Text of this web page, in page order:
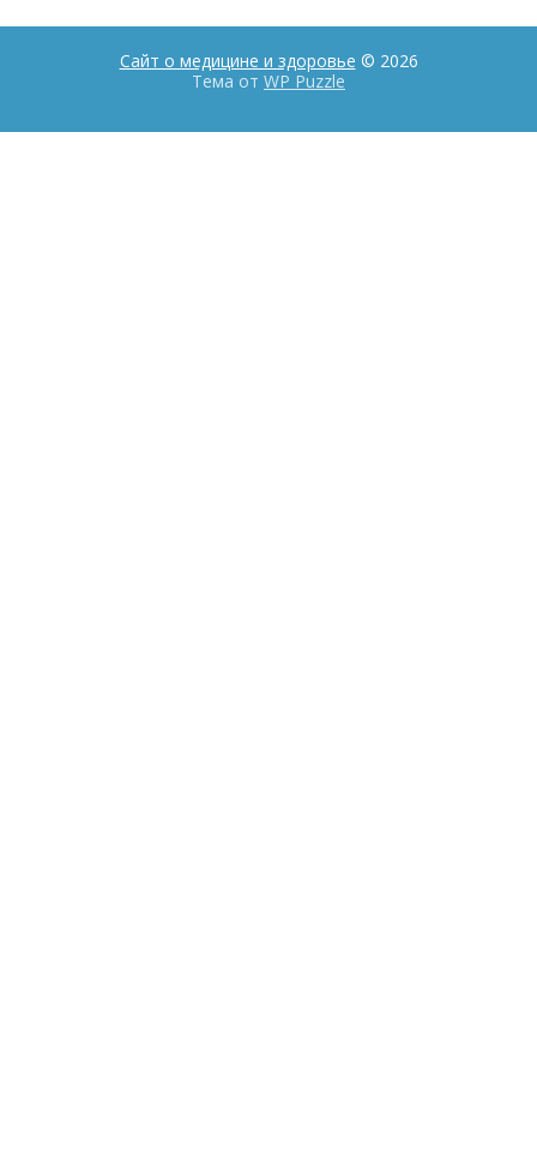
Сайт о медицине и здоровье © 2026
Тема от WP Puzzle